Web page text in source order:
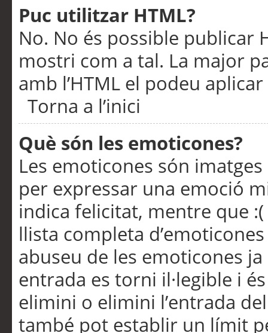
Puc utilitzar HTML?
No. No és possible publicar
mostri com a tal. La major
amb l’HTML el podeu
Torna a l’inici
Què són les emoticones?
Les emoticones són
per expressar una emoció
indica felicitat, mentre que
llista completa
abuseu de les emoticones
entrada es torni il·legible i
elimini o elimini l’entrada
també pot establir un límit